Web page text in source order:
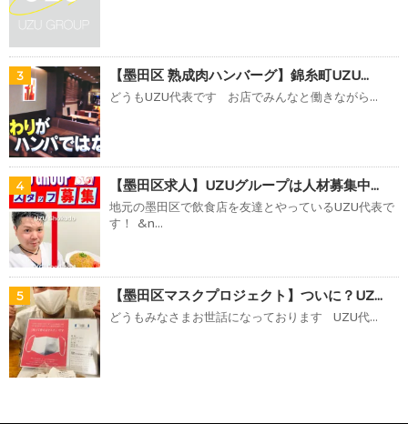
3 【墨田区 熟成肉ハンバーグ】錦糸町UZU...
どうもUZU代表です お店でみんなと働きながら...
4 【墨田区求人】UZUグループは人材募集中...
地元の墨田区で飲食店を友達とやっているUZU代表で
す！ &n...
5 【墨田区マスクプロジェクト】ついに？UZ...
どうもみなさまお世話になっております UZU代...